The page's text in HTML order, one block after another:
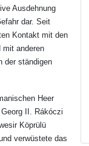
Ausdehnung
dar. Seit
Kontakt mit den
mit anderen
der ständigen
Heer
II. Rákóczi
Köprülü
verwüstete das